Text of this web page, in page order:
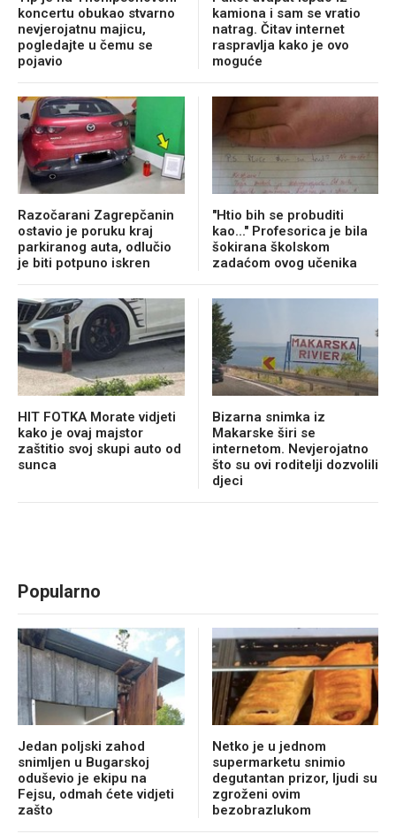
koncertu obukao stvarno
nevjerojatnu majicu,
pogledajte u čemu se
pojavio
kamiona i sam se vratio
natrag. Čitav internet
raspravlja kako je ovo
moguće
Razočarani Zagrepčanin
ostavio je poruku kraj
parkiranog auta, odlučio
je biti potpuno iskren
"Htio bih se probuditi
kao..." Profesorica je bila
šokirana školskom
zadaćom ovog učenika
HIT FOTKA Morate vidjeti
kako je ovaj majstor
zaštitio svoj skupi auto od
sunca
Bizarna snimka iz
Makarske širi se
internetom. Nevjerojatno
što su ovi roditelji dozvolili
djeci
Popularno
Jedan poljski zahod
snimljen u Bugarskoj
oduševio je ekipu na
Fejsu, odmah ćete vidjeti
zašto
Netko je u jednom
supermarketu snimio
degutantan prizor, ljudi su
zgroženi ovim
bezobrazlukom